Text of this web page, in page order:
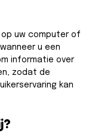
uw computer of
u een
informatie over
zodat de
kan